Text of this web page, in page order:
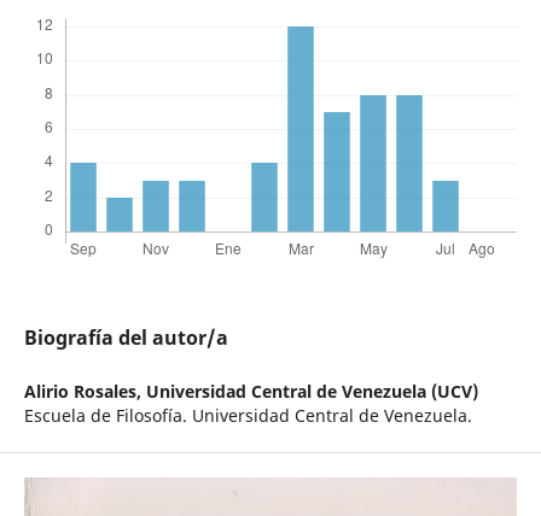
Biografía del autor/a
Alirio Rosales, Universidad Central de Venezuela (UCV)
Escuela de Filosofía. Universidad Central de Venezuela.